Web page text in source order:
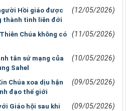
Hồi giáo được
thành tình liên đới
(12/05/2026)
Chúa không có
(11/05/2026)
tân sứ mạng của
Sahel
(10/05/2026)
Chúa xoa dịu hận
đạo thế giới
(09/05/2026)
Giáo hội sau khi
(09/05/2026)